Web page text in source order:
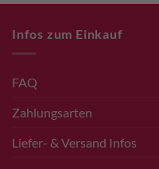
Infos zum Einkauf
FAQ
Zahlungsarten
Liefer- & Versand Infos